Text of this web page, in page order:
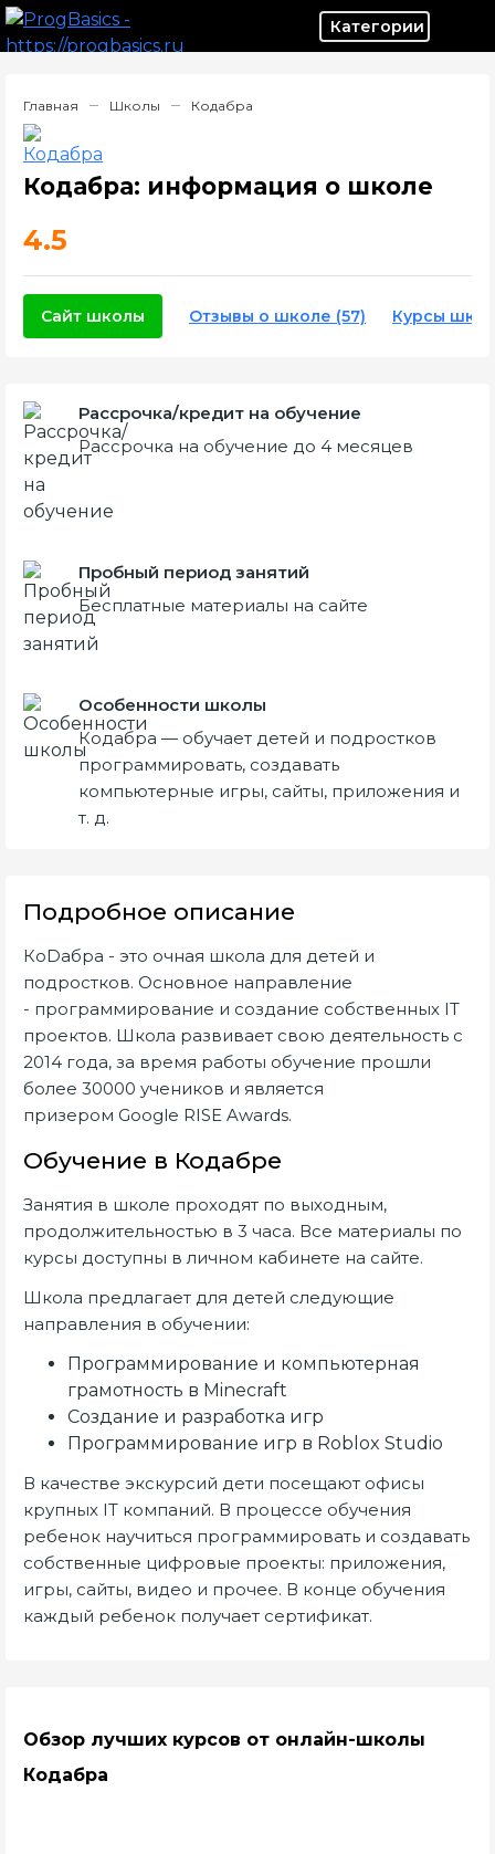
Главная Школы Кодабра
Кодабра: информация о школе
4.5
Сайт школы Отзывы о школе (57) Курсы
Рассрочка/кредит на обучение
Рассрочка на обучение до 4 месяцев
Пробный период занятий
Бесплатные материалы на сайте
Особенности школы
Кодабра — обучает детей и подростков
программировать, создавать
компьютерные игры, сайты, приложения и
т. д.
Подробное описание
КоDабра - это очная школа для детей и
подростков. Основное направление
- программирование и создание собственных IT
проектов. Школа развивает свою деятельность с
2014 года, за время работы обучение прошли
более 30000 учеников и является
призером Google RISE Awards.
Обучение в Кодабре
Занятия в школе проходят по выходным,
продолжительностью в 3 часа. Все материалы по
курсы доступны в личном кабинете на сайте.
Школа предлагает для детей следующие
направления в обучении:
Программирование и компьютерная
грамотность в Minecraft
Cоздание и разработка игр
Программирование игр в Roblox Studio
В качестве экскурсий дети посещают офисы
крупных IT компаний. В процессе обучения
ребенок научиться программировать и создавать
собственные цифровые проекты: приложения,
игры, сайты, видео и прочее. В конце обучения
каждый ребенок получает сертификат.
Обзор лучших курсов от онлайн-школы
Кодабра